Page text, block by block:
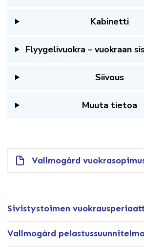
Kabinetti
Flyygelivuokra – vuokraan
Siivous
Muuta tietoa
Vallmogård
Sivistystoimen
Vallmogård